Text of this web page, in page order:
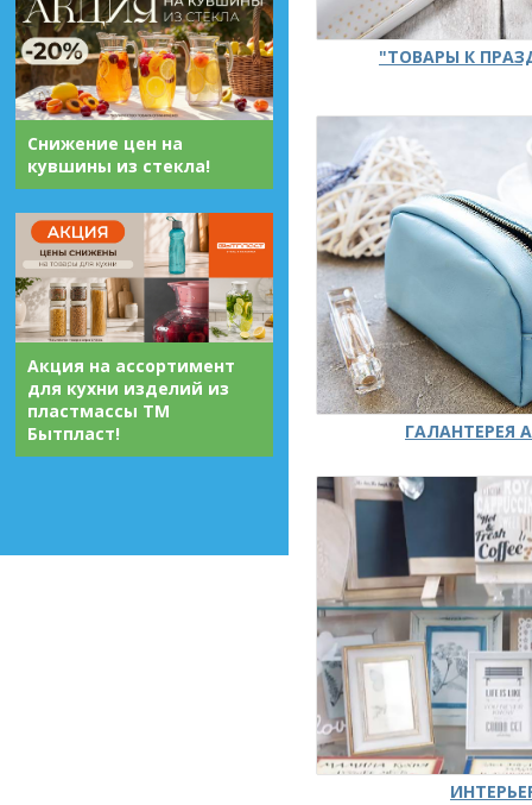
Снижение цен на
кувшины из стекла!
Акция на ассортимент
для кухни изделий из
пластмассы ТМ
Бытпласт!
"ТОВАРЫ К
ГАЛАНТЕРЕЯ